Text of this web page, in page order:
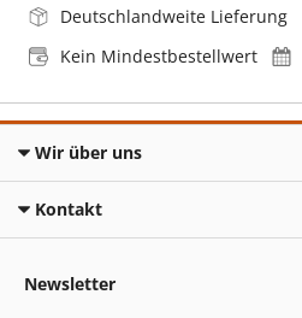
Deutschlandweite Lieferung
Kein Mindestbestellwert
Wir über uns
Kontakt
Newsletter